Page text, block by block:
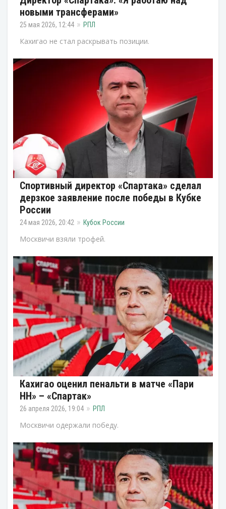
новыми трансферами»
25 мая 2026, 12:44 РПЛ
Кахигао не стал раскрывать позиции.
Спортивный директор «Спартака» сделал
дерзкое заявление после победы в Кубке
России
24 мая 2026, 20:42 Кубок России
Москвичи взяли трофей.
Кахигао оценил пенальти в матче «Пари
НН» – «Спартак»
26 апреля 2026, 19:04 РПЛ
Москвичи одержали победу.